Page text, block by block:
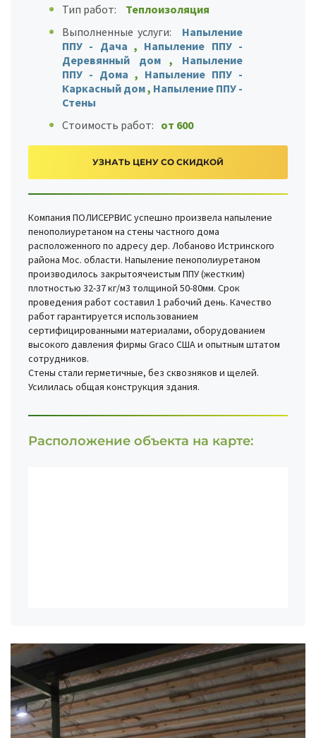
Тип работ:
Теплоизоляция
Выполненные услуги:
Напыление
ППУ - Дача , Напыление ППУ -
Деревянный дом, Напыление
ППУ - Дома , Напыление ППУ -
Каркасный дом, Напыление ППУ -
Стены
Стоимость работ: от 600
УЗНАТЬ ЦЕНУ СО СКИДКОЙ
Компания ПОЛИСЕРВИС успешно произвела напыление
пенополиуретаном на стены частного дома
расположенного по адресу дер. Лобаново Истринского
района Мос. области. Напыление пенополиуретаном
производилось закрытоячеистым ППУ (жестким)
плотностью 32-37 кг/м3 толщиной 50-80мм. Срок
проведения работ составил 1 рабочий день. Качество
работ гарантируется использованием
сертифицированными материалами, оборудованием
высокого давления фирмы Graco США и опытным штатом
сотрудников.
Стены стали герметичные, без сквозняков и щелей.
Усилилась общая конструкция здания.
Расположение объекта на карте: